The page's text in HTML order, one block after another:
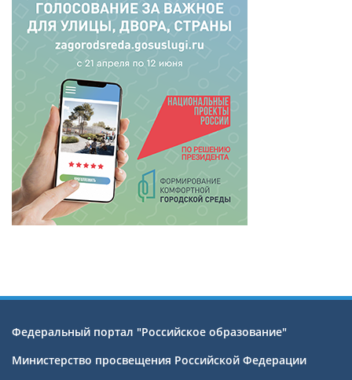
Федеральный портал "Российское образование"
Министерство просвещения Российской Федерации